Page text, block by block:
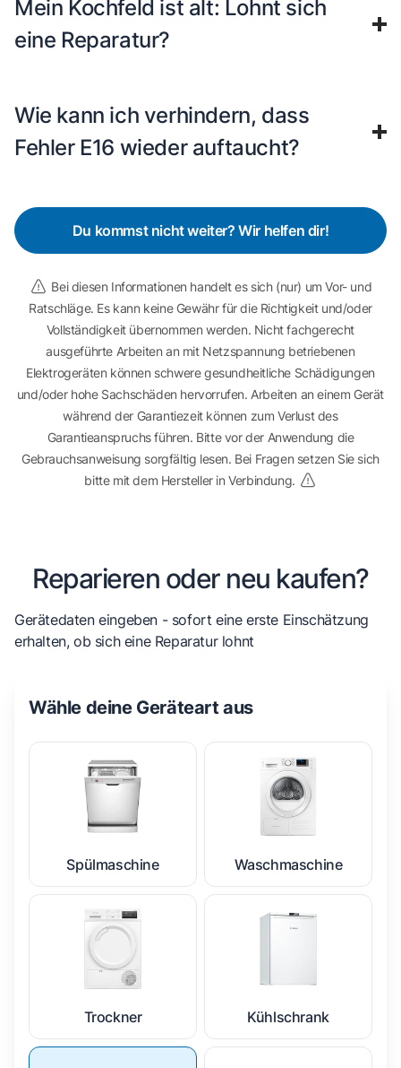
Mein Kochfeld ist alt: Lohnt sich
eine Reparatur?
Wie kann ich verhindern, dass
Fehler E16 wieder auftaucht?
Du kommst nicht weiter? Wir helfen dir!
Bei diesen Informationen handelt es sich (nur) um Vor- und
Ratschläge. Es kann keine Gewähr für die Richtigkeit und/oder
Vollständigkeit übernommen werden. Nicht fachgerecht
ausgeführte Arbeiten an mit Netzspannung betriebenen
Elektrogeräten können schwere gesundheitliche Schädigungen
und/oder hohe Sachschäden hervorrufen. Arbeiten an einem Gerät
während der Garantiezeit können zum Verlust des
Garantieanspruchs führen. Bitte vor der Anwendung die
Gebrauchsanweisung sorgfältig lesen. Bei Fragen setzen Sie sich
bitte mit dem Hersteller in Verbindung.
Reparieren oder neu kaufen?
Gerätedaten eingeben - sofort eine erste Einschätzung
erhalten, ob sich eine Reparatur lohnt
Wähle deine Geräteart aus
Spülmaschine Waschmaschine
Trockner Kühlschrank